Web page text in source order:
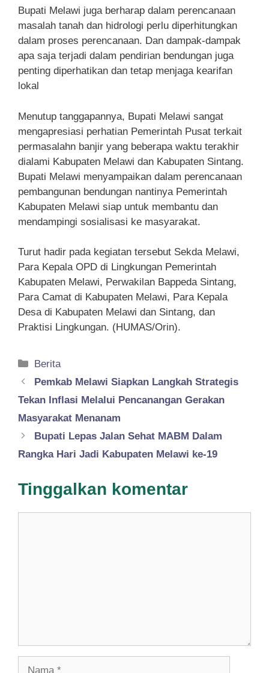
Bupati Melawi juga berharap dalam perencanaan
masalah tanah dan hidrologi perlu diperhitungkan
dalam proses perencanaan. Dan dampak-dampak
apa saja terjadi dalam pendirian bendungan juga
penting diperhatikan dan tetap menjaga kearifan
lokal
Menutup tanggapannya, Bupati Melawi sangat
mengapresiasi perhatian Pemerintah Pusat terkait
permasalahn banjir yang beberapa waktu terakhir
dialami Kabupaten Melawi dan Kabupaten Sintang.
Bupati Melawi menyampaikan dalam perencanaan
pembangunan bendungan nantinya Pemerintah
Kabupaten Melawi siap untuk membantu dan
mendampingi sosialisasi ke masyarakat.
Turut hadir pada kegiatan tersebut Sekda Melawi,
Para Kepala OPD di Lingkungan Pemerintah
Kabupaten Melawi, Perwakilan Bappeda Sintang,
Para Camat di Kabupaten Melawi, Para Kepala
Desa di Kabupaten Melawi dan Sintang, dan
Praktisi Lingkungan. (HUMAS/Orin).
Kategori
Berita
Pemkab Melawi Siapkan Langkah Strategis
Tekan Inflasi Melalui Pencanangan Gerakan
Masyarakat Menanam
Bupati Lepas Jalan Sehat MABM Dalam
Rangka Hari Jadi Kabupaten Melawi ke-19
Tinggalkan komentar